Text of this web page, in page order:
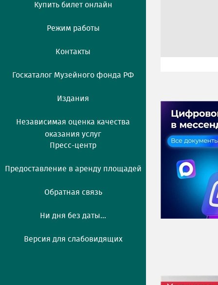
Купить билет онлайн
Режим работы
Контакты
Госкаталог Музейного фонда РФ
Издания
Независимая оценка качества
оказания услуг
Пресс-центр
Предоставление в аренду площадей
Обратная связь
Ни дня без даты...
Версия для слабовидящих